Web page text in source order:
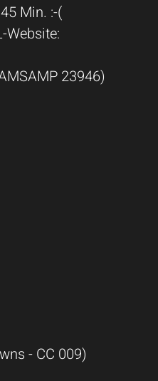
Min. :-(
Website:
23946)
- CC 009)